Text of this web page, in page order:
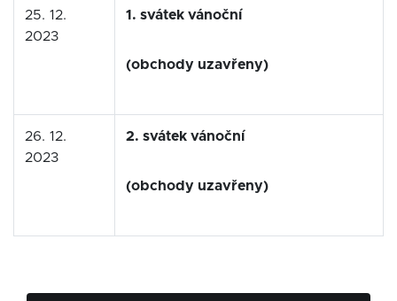
25. 12.
2023
1. svátek vánoční
(obchody uzavřeny)
26. 12.
2023
2. svátek vánoční
(obchody uzavřeny)